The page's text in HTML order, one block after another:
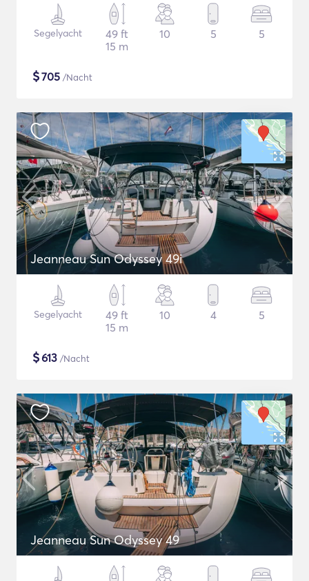
Segelyacht
49 ft
15 m
10 5 5
$705 /Nacht
Jeanneau Sun Odyssey 49i
Segelyacht
49 ft
15 m
10 4 5
$613 /Nacht
Jeanneau Sun Odyssey 49